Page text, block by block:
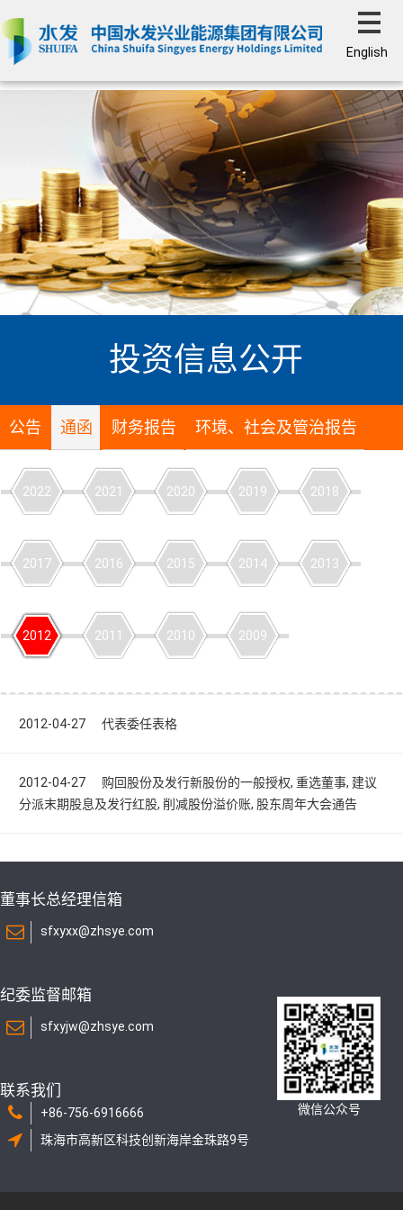
English
投资信息公开
公告 通函 财务报告 环境、社会及管治报告
2022 2021 2020 2019 2018
2017 2016 2015 2014 2013
2012 2011 2010 2009
2012-04-27 代表委任表格
2012-04-27 购回股份及发行新股份的一般授权, 重选董事, 建议
分派末期股息及发行红股, 削减股份溢价账, 股东周年大会通告
董事长总经理信箱
sfxyxx@zhsye.com
纪委监督邮箱
sfxyjw@zhsye.com
联系我们
+86-756-6916666
珠海市高新区科技创新海岸金珠路9号
微信公众号